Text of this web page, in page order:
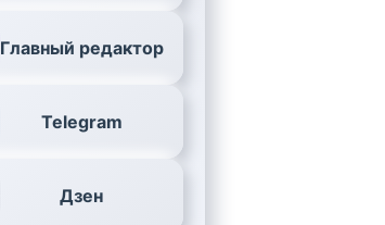
Главный редактор
Telegram
Дзен